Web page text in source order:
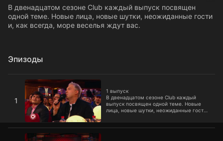
В двенадцатом сезоне Club каждый выпуск посвящен
одной теме. Новые лица, новые шутки, неожиданные гости
и, как всегда, море веселья ждут вас.
Эпизоды
1
1 выпуск
В двенадцатом сезоне Club каждый
выпуск посвящен одной теме. Новые
лица, новые шутки, неожиданные гости
1 выпуск
2 выпуск